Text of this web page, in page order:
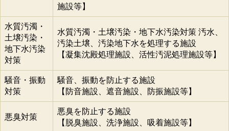
施設等】
水質汚濁・
土壌汚染・
地下水汚染
対策
水質汚濁・土壌汚染・地下水汚染対策 汚水、
汚染土壌、汚染地下水を処理する施設
【凝集沈殿処理施設、活性汚泥処理施設等】
騒音・振動
対策
騒音、振動を防止する施設
【防音施設、遮音施設、防振施設等】
悪臭対策
悪臭を防止する施設
【脱臭施設、洗浄施設、吸着施設等】